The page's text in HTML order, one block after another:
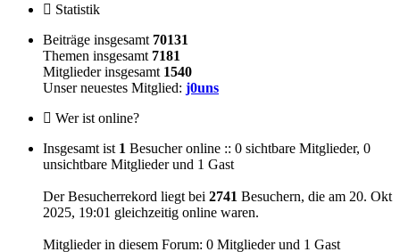
Statistik
Beiträge insgesamt 70131
Themen insgesamt 7181
Mitglieder insgesamt 1540
Unser neuestes Mitglied: j0uns
Wer ist online?
Insgesamt ist 1 Besucher online :: 0 sichtbare Mitglieder, 0
unsichtbare Mitglieder und 1 Gast
Der Besucherrekord liegt bei 2741 Besuchern, die am 20. Okt
2025, 19:01 gleichzeitig online waren.
Mitglieder in diesem Forum: 0 Mitglieder und 1 Gast